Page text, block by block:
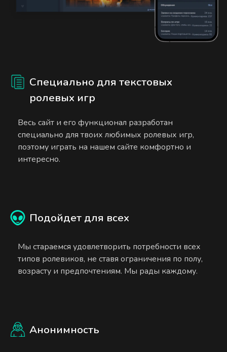
Специально для текстовых
ролевых игр
Весь сайт и его функционал разработан
специально для твоих любимых ролевых игр,
поэтому играть на нашем сайте комфортно и
интересно.
Подойдет для всех
Мы стараемся удовлетворить потребности всех
типов ролевиков, не ставя ограничения по полу,
возрасту и предпочтениям. Мы рады каждому.
Анонимность